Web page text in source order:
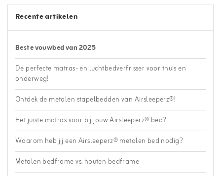
Recente artikelen
Beste vouwbed van 2025
De perfecte matras- en luchtbedverfrisser voor thuis en
onderweg!
Ontdek de metalen stapelbedden van Airsleeperz®!
Het juiste matras voor bij jouw Airsleeperz® bed?
Waarom heb jij een Airsleeperz® metalen bed nodig?
Metalen bedframe vs. houten bedframe